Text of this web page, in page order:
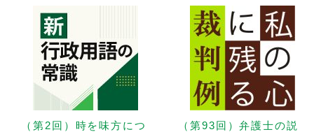
（第2回）時を味方につ
（第93回）弁護士の説